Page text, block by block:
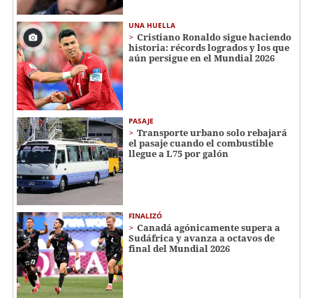
UNA HUELLA
Cristiano Ronaldo sigue haciendo
historia: récords logrados y los que
aún persigue en el Mundial 2026
PASAJE
Transporte urbano solo rebajará
el pasaje cuando el combustible
llegue a L75 por galón
FINALIZÓ
Canadá agónicamente supera a
Sudáfrica y avanza a octavos de
final del Mundial 2026